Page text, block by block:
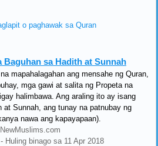
o paghawak sa Quran
Baguhan sa Hadith at Sunnah
mapahalagahan ang mensahe ng Quran,
mga gawi at salita ng Propeta na
halimbawa. Ang araling ito ay isang
at Sunnah, ang tunay na patnubay ng
nawa ang kapayapaan).
Huling binago sa 11 Apr 2018